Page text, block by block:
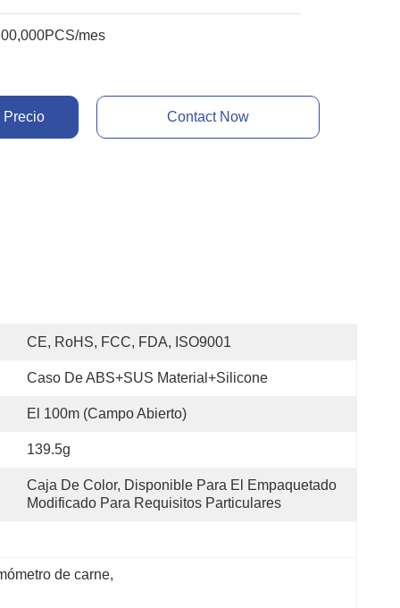
mes
Precio Contact Now
CE, RoHS, FCC, FDA, ISO9001
Caso De ABS+SUS Material+Silicone
El 100m (campo Abierto)
139.5g
Caja De Color, Disponible Para El Empaquetado
Modificado Para Requisitos Particulares
de carne,